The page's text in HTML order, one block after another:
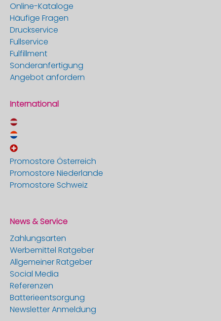
Online-Kataloge
Häufige Fragen
Druckservice
Fullservice
Fulfillment
Sonderanfertigung
Angebot anfordern
International
Promostore Österreich
Promostore Niederlande
Promostore Schweiz
News & Service
Zahlungsarten
Werbemittel Ratgeber
Allgemeiner Ratgeber
Social Media
Referenzen
Batterieentsorgung
Newsletter Anmeldung